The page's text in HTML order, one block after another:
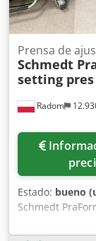
Radom
Prensa de
Schmedt
setting pres
Información de
Estado: bueno
Schmedt
juntas.
encuentra en